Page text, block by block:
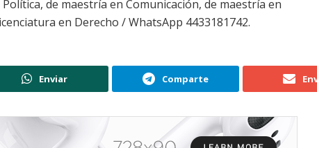
de maestría en Comunicación, de maestría en
en Derecho / WhatsApp 4433181742.
Enviar Comparte